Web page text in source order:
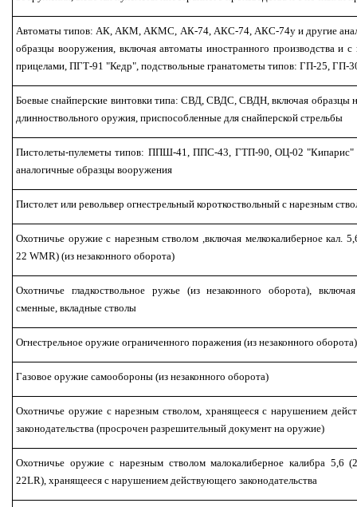
Автоматы типов: АК, АКМ, АКМС, АК-74, АКС-74, АКС-74у и другие
образцы вооружения, включая автоматы иностранного производства и
прицелами, ПГТ-91 "Кедр", подствольные гранатометы типов: ГП-25, ГП-
Боевые снайперские винтовки типа: СВД, СВДС, СВДН, включая образцы
длинноствольного оружия, приспособленные для снайперской стрельбы
Пистолеты-пулеметы типов: ППШ-41, ППС-43, ГТП-90, ОЦ-02 "Кипарис"
аналогичные образцы вооружения
Пистолет или револьвер огнестрельный короткоствольный с нарезным
Охотничье оружие с нарезным стволом ,включая мелкокалиберное кал.
22 WMR) (из незаконного оборота)
Охотничье гладкоствольное ружье (из незаконного оборота),
сменные, вкладные стволы
Огнестрельное оружие ограниченного поражения (из незаконного оборота)
Газовое оружие самообороны (из незаконного оборота)
Охотничье оружие с нарезным стволом, хранящееся с нарушением
законодательства (просрочен разрешительный документ на оружие)
Охотничье оружие с нарезным стволом малокалиберное калибра 5,6
22LR), хранящееся с нарушением действующего законодательства